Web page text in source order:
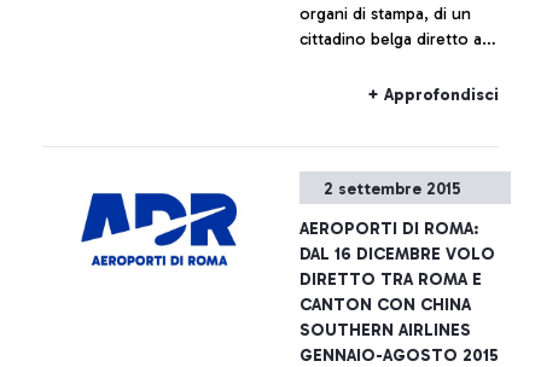
organi di stampa, di un
cittadino belga diretto a
salito a bordo dell’aereo
regolamenti europei e del
+ Approfondisci
2 settembre 2015
AEROPORTI DI ROMA:
DAL 16 DICEMBRE VOLO
DIRETTO TRA ROMA E
CANTON CON CHINA
SOUTHERN AIRLINES
GENNAIO-AGOSTO 2015